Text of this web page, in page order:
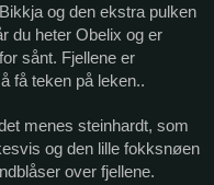
og den ekstra pulken
du heter Obelix og er
sånt. Fjellene er
få teken på leken..
menes steinhardt, som
og den lille fokksnøen
over fjellene.